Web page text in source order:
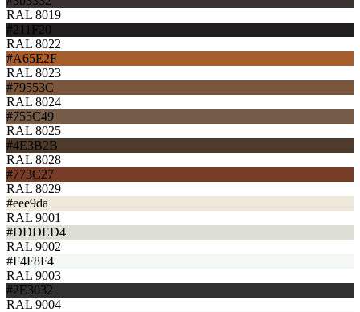
RAL 8019
#211F20
RAL 8022
#A65E2F
RAL 8023
#79553C
RAL 8024
#755C49
RAL 8025
#4E3B2B
RAL 8028
#773C27
RAL 8029
#eee9da
RAL 9001
#DDDED4
RAL 9002
#F4F8F4
RAL 9003
#2E3032
RAL 9004